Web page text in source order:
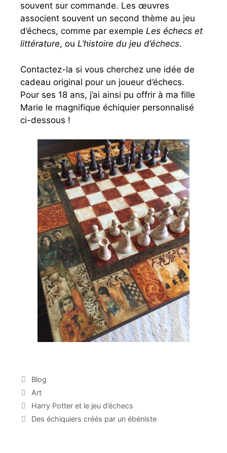
souvent sur commande. Les œuvres
associent souvent un second thème au jeu
d’échecs, comme par exemple Les échecs et
littérature, ou L’histoire du jeu d’échecs.
Contactez-la si vous cherchez une idée de
cadeau original pour un joueur d’échecs.
Pour ses 18 ans, j’ai ainsi pu offrir à ma fille
Marie le magnifique échiquier personnalisé
ci-dessous !
C
a
é
g
Blog
É
t
q
Art
N
a
Harry Potter et le jeu d’échecs
Des échiquiers créés par un ébéniste